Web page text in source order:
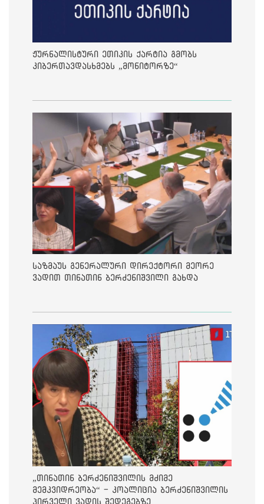
ჟურნალისტური ეთიკის ქარტია გმობს
კიბერთავდასხმებს „მონიტორზე“
საზმაუს გენერალური დირექტორი მეორე
ვადით თინათინ ბერძენიშვილი გახდა
„თინათინ ბერძენიშვილის მძიმე
მემკვიდრეობა“ - კოალიცია ბერძენიშვილის
პირველი ვადის შედეგებზე